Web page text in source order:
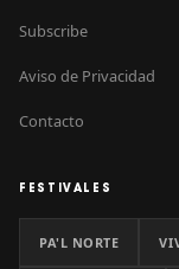
Subscribe
Aviso de Privacidad
Contacto
FESTIVALES
PA'L NORTE